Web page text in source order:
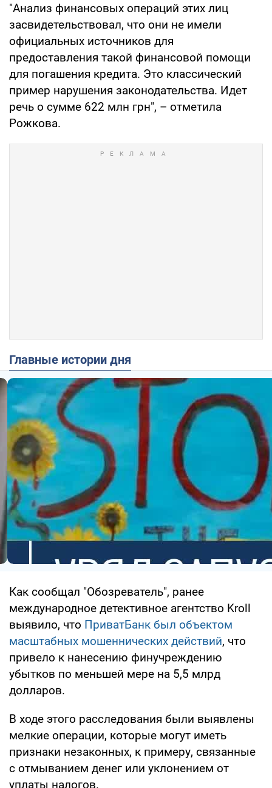
"Анализ финансовых операций этих лиц
засвидетельствовал, что они не имели
официальных источников для
предоставления такой финансовой помощи
для погашения кредита. Это классический
пример нарушения законодательства. Идет
речь о сумме 622 млн грн", – отметила
Рожкова.
Главные истории дня
Как сообщал "Обозреватель", ранее
международное детективное агентство Kroll
выявило, что ПриватБанк был объектом
масштабных мошеннических действий, что
привело к нанесению финучреждению
убытков по меньшей мере на 5,5 млрд
долларов.
В ходе этого расследования были выявлены
мелкие операции, которые могут иметь
признаки незаконных, к примеру, связанные
с отмыванием денег или уклонением от
уплаты налогов.